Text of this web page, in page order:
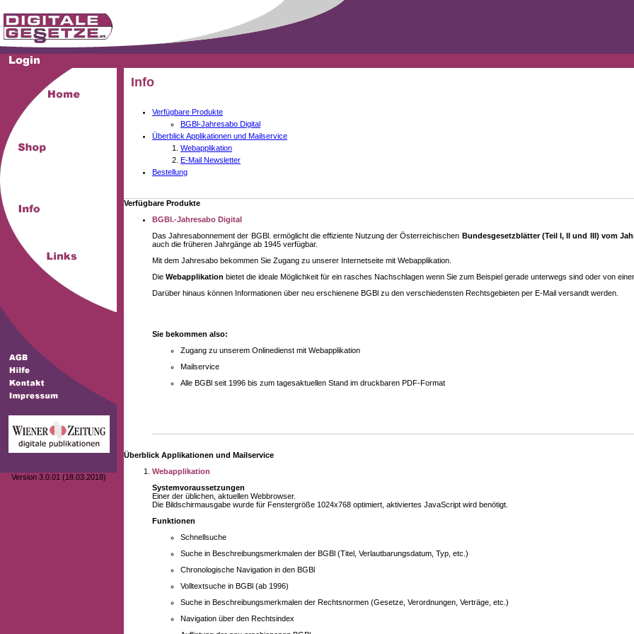
Version 3.0.01 (18.03.2018)
Info
Verfügbare Produkte
BGBl-Jahresabo Digital
Überblick Applikationen und Mailservice
Webapplikation
E-Mail Newsletter
Bestellung
Verfügbare Produkte
BGBl.-Jahresabo Digital
Das Jahresabonnement der BGBl. ermöglicht die effiziente Nutzung der Österreichischen Bundesgesetzblätter (Teil I, II und III) vom
auch die früheren Jahrgänge ab 1945 verfügbar.
Mit dem Jahresabo bekommen Sie Zugang zu unserer Internetseite mit Webapplikation.
Die Webapplikation bietet die ideale Möglichkeit für ein rasches Nachschlagen wenn Sie zum Beispiel gerade unterwegs sind oder von
Darüber hinaus können Informationen über neu erschienene BGBl zu den ver­schieden­sten Rechtsgebieten per E-Mail versandt werden.
Sie bekommen also:
Zugang zu unserem Onlinedienst mit Webapplikation
Mailservice
Alle BGBl seit 1996 bis zum tagesaktuellen Stand im druckbaren PDF-Format
Überblick Applikationen und Mailservice
Webapplikation
Systemvoraussetzungen
Einer der üblichen, aktuellen Webbrowser.
Die Bildschirmausgabe wurde für Fenstergröße 1024x768 optimiert, aktiviertes JavaScript wird benötigt.
Funktionen
Schnellsuche
Suche in Beschreibungsmerkmalen der BGBl (Titel, Verlautbarungsdatum, Typ, etc.)
Chronologische Navigation in den BGBl
Volltextsuche in BGBl (ab 1996)
Suche in Beschreibungsmerkmalen der Rechtsnormen (Gesetze, Verordnungen, Verträge, etc.)
Navigation über den Rechtsindex